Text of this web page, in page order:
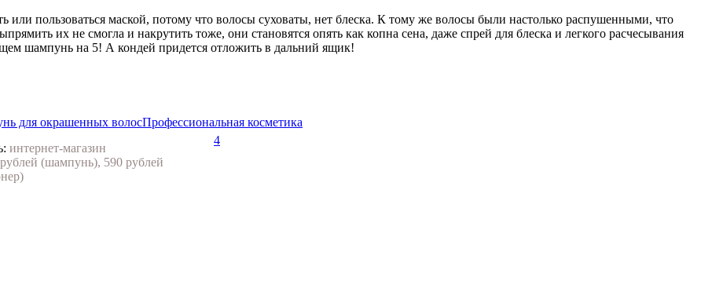
или пользоваться маской, потому что волосы суховаты, нет блеска. К тому же волосы были настолько распушенными, что
их не смогла и накрутить тоже, они становятся опять как копна сена, даже спрей для блеска и легкого расчесывания
шампунь на 5! А кондей придется отложить в дальний ящик!
для окрашенных волосПрофессиональная косметика
интернет-магазин
(шампунь), 590 рублей
4